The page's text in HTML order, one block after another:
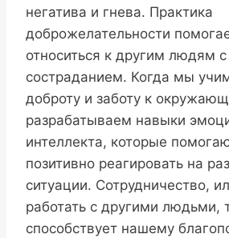
негатива и гнева. Практика
доброжелательности
относиться к другим людям
состраданием. Когда мы
доброту и заботу к
разрабатываем навыки
интеллекта, которые
позитивно реагировать на
ситуации. Сотрудничество,
работать с другими людьми,
способствует нашему